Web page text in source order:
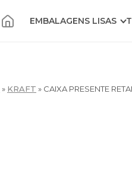
EMBALAGENS LISAS
» KRAFT » CAIXA PRESENTE